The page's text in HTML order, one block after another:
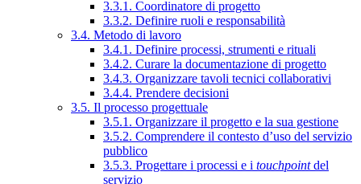
3.3.1. Coordinatore di progetto
3.3.2. Definire ruoli e responsabilità
3.4. Metodo di lavoro
3.4.1. Definire processi, strumenti e rituali
3.4.2. Curare la documentazione di progetto
3.4.3. Organizzare tavoli tecnici collaborativi
3.4.4. Prendere decisioni
3.5. Il processo progettuale
3.5.1. Organizzare il progetto e la sua gestione
3.5.2. Comprendere il contesto d’uso del servizio
pubblico
3.5.3. Progettare i processi e i touchpointdel
servizio